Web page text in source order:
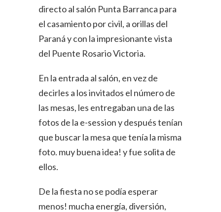
directo al salón Punta Barranca para
el casamiento por civil, a orillas del
Paraná y con la impresionante vista
del Puente Rosario Victoria.
En la entrada al salón, en vez de
decirles a los invitados el número de
las mesas, les entregaban una de las
fotos de la e-session y después tenían
que buscar la mesa que tenía la misma
foto. muy buena idea! y fue solita de
ellos.
De la fiesta no se podía esperar
menos! mucha energía, diversión,